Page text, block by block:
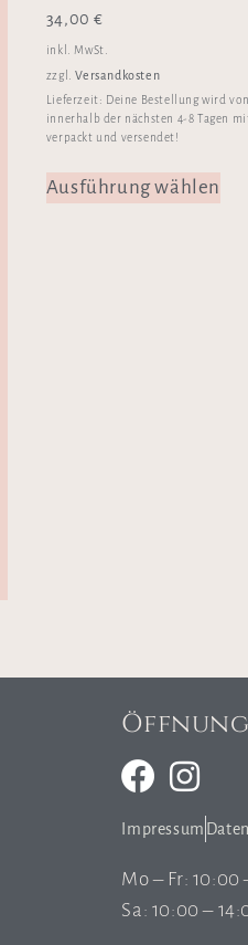
34,00€
inkl. MwSt.
zzgl.Versandkosten
Lieferzeit: Deine Bestellung wird
innerhalb der nächsten 4-8 Tagen
verpackt und versendet!
Ausführung wählen
Impressum
Mo – Fr: 10:00
Sa: 10:00 –